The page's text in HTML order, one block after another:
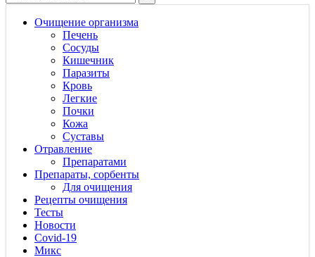
Очищение организма
Печень
Сосуды
Кишечник
Паразиты
Кровь
Легкие
Почки
Кожа
Суставы
Отравление
Препаратами
Препараты, сорбенты
Для очищения
Рецепты очищения
Тесты
Новости
Covid-19
Микс